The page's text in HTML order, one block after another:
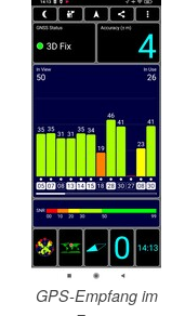
GPS-Empfang im